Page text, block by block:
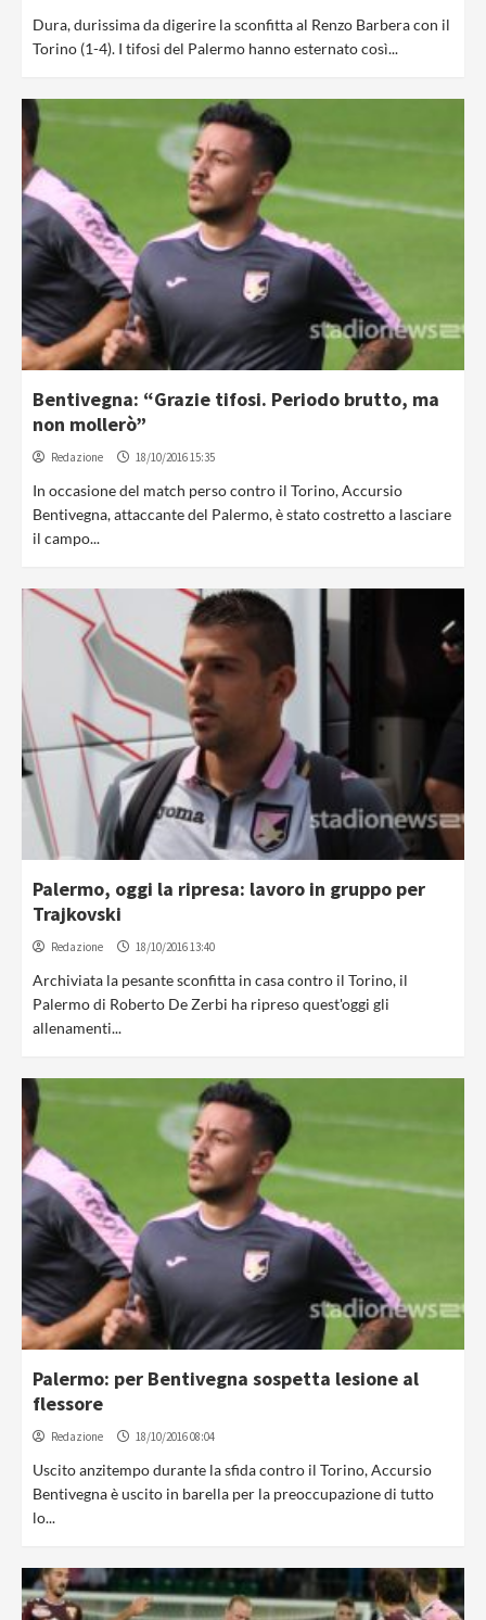
Dura, durissima da digerire la sconfitta al Renzo Barbera con il
Torino (1-4). I tifosi del Palermo hanno esternato così...
Bentivegna: “Grazie tifosi. Periodo brutto, ma
non mollerò”
Redazione 18/10/2016 15:35
In occasione del match perso contro il Torino, Accursio
Bentivegna, attaccante del Palermo, è stato costretto a lasciare
il campo...
Palermo, oggi la ripresa: lavoro in gruppo per
Trajkovski
Redazione 18/10/2016 13:40
Archiviata la pesante sconfitta in casa contro il Torino, il
Palermo di Roberto De Zerbi ha ripreso quest'oggi gli
allenamenti...
Palermo: per Bentivegna sospetta lesione al
flessore
Redazione 18/10/2016 08:04
Uscito anzitempo durante la sfida contro il Torino, Accursio
Bentivegna è uscito in barella per la preoccupazione di tutto
lo...